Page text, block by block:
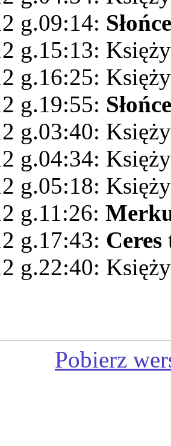
g.09:14: Słońce
g.15:13:
g.16:25:
g.19:55: Słońce
g.03:40:
g.04:34:
g.05:18:
g.11:26:
g.17:43: Ceres
g.22:40:
Pobierz